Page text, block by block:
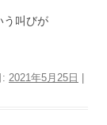
う叫びが
: 2021年5月25日